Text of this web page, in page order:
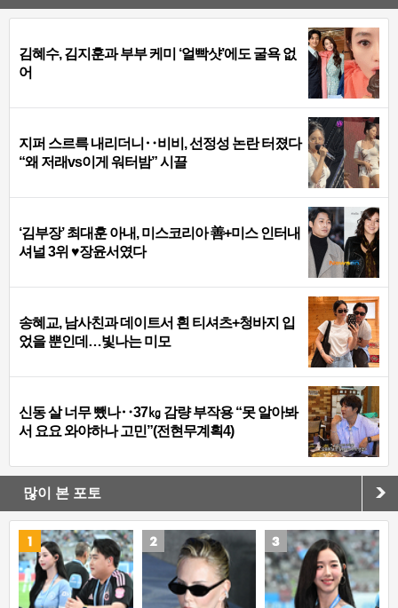
김혜수, 김지훈과 부부 케미 ‘얼빡샷’에도 굴욕 없
어
지퍼 스르륵 내리더니‥비비, 선정성 논란 터졌다
“왜 저래vs이게 워터밤” 시끌
‘김부장’ 최대훈 아내, 미스코리아 善+미스 인터내
셔널 3위 ♥장윤서였다
송혜교, 남사친과 데이트서 흰 티셔츠+청바지 입
었을 뿐인데…빛나는 미모
신동 살 너무 뺐나‥37㎏ 감량 부작용 “못 알아봐
서 요요 와야하나 고민”(전현무계획4)
많이 본 포토